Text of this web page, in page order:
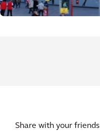
Share with your friends